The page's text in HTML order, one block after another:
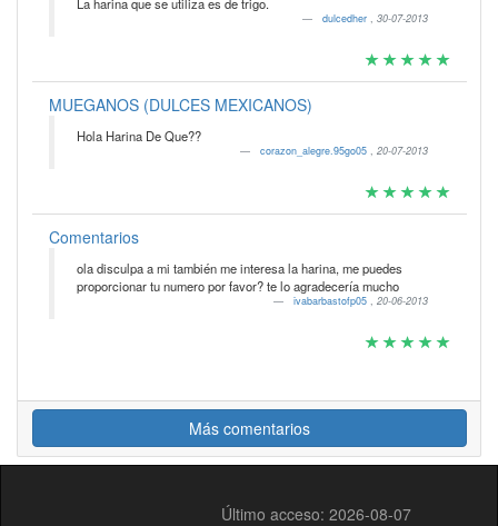
dulcedher , 30-07-2013
MUEGANOS (DULCES MEXICANOS)
Hola Harina De Que??
corazon_alegre.95go05 , 20-07-2013
Comentarios
ola disculpa a mi también me interesa la harina, me puedes
proporcionar tu numero por favor? te lo agradecería mucho
ivabarbastofp05 , 20-06-2013
Más comentarios
Último acceso: 2026-08-07